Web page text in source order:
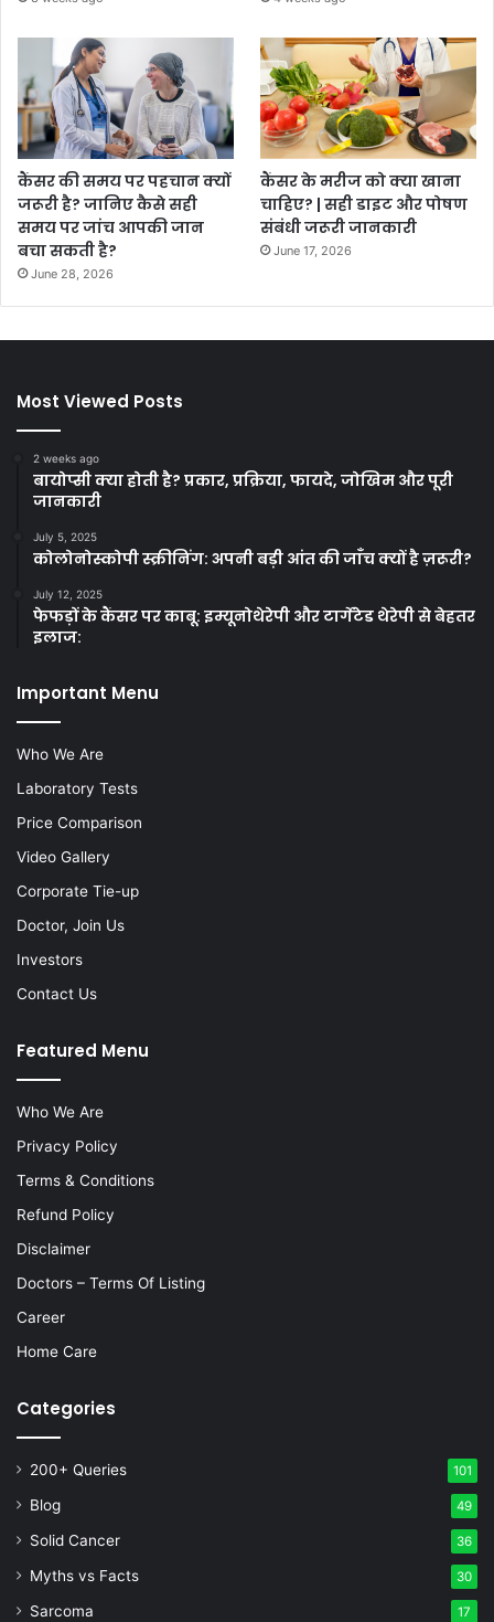
कैंसर की समय पर पहचान क्यों
जरूरी है? जानिए कैसे सही
समय पर जांच आपकी जान
बचा सकती है?
June 28, 2026
कैंसर के मरीज को क्या खाना
चाहिए? | सही डाइट और पोषण
संबंधी जरूरी जानकारी
June 17, 2026
Most Viewed Posts
2 weeks ago
बायोप्सी क्या होती है? प्रकार, प्रक्रिया, फायदे, जोखिम और पूरी
जानकारी
July 5, 2025
कोलोनोस्कोपी स्क्रीनिंग: अपनी बड़ी आंत की जाँच क्यों है ज़रूरी?
July 12, 2025
फेफड़ों के कैंसर पर काबू: इम्यूनोथेरेपी और टार्गेटेड थेरेपी से बेहतर
इलाज:
Important Menu
Who We Are
Laboratory Tests
Price Comparison
Video Gallery
Corporate Tie-up
Doctor, Join Us
Investors
Contact Us
Featured Menu
Who We Are
Privacy Policy
Terms & Conditions
Refund Policy
Disclaimer
Doctors – Terms Of Listing
Career
Home Care
Categories
200+ Queries 101
Blog 49
Solid Cancer 36
Myths vs Facts 30
Sarcoma 17